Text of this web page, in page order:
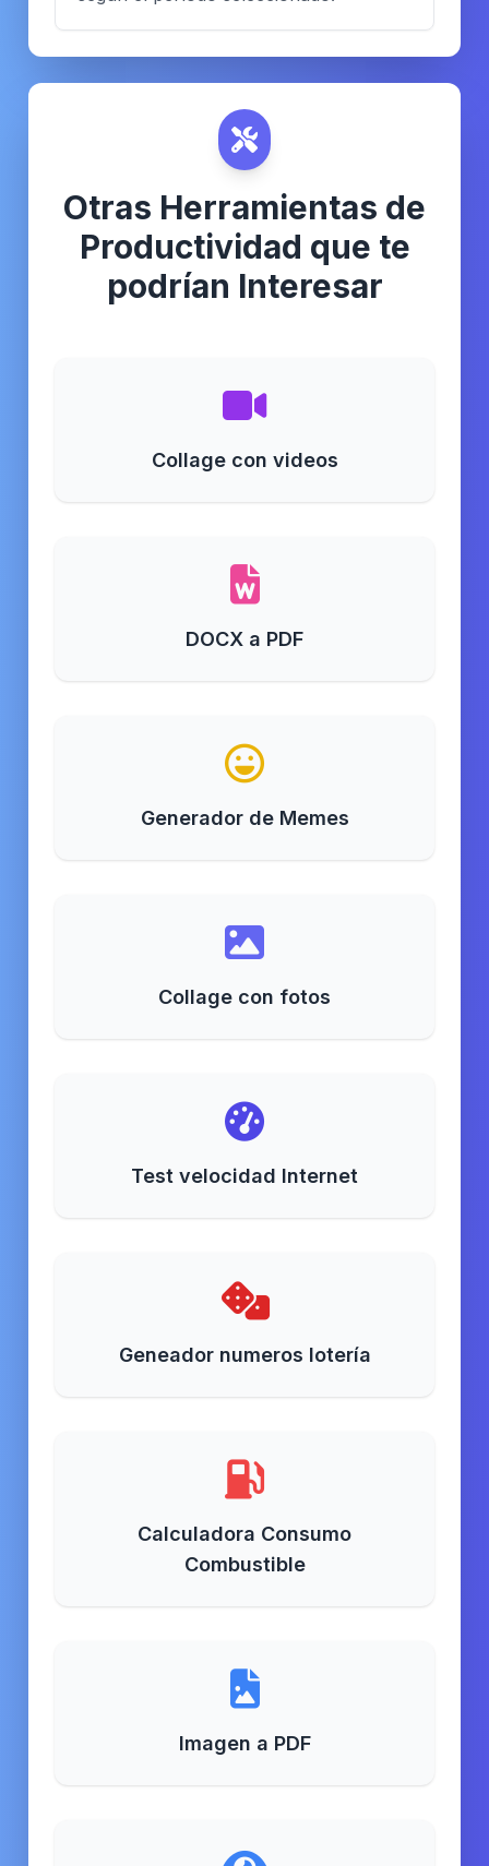
Otras Herramientas de
Productividad que te
podrían Interesar
Collage con videos
DOCX a PDF
Generador de Memes
Collage con fotos
Test velocidad Internet
Geneador numeros lotería
Calculadora Consumo
Combustible
Imagen a PDF